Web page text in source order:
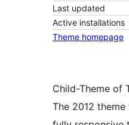
Last updated
Active installations
Theme homepage
Child-Theme of
The 2012